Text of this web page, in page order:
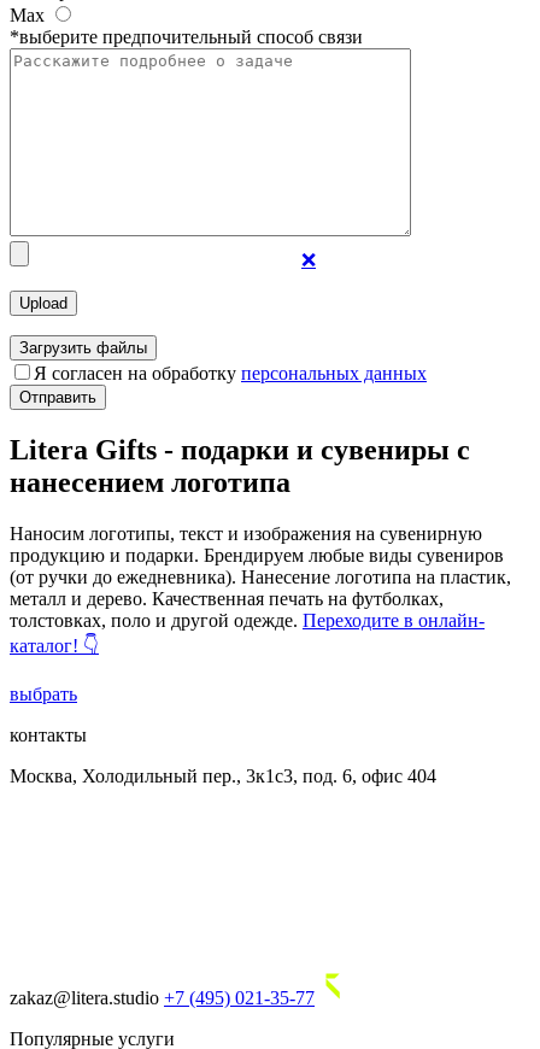
Max
*выберите предпочительный способ связи
❌
Загрузить файлы
Я согласен на обработку персональных данных
Отправить
Litera Gifts - подарки и сувениры с
нанесением логотипа
Наносим логотипы, текст и изображения на сувенирную
продукцию и подарки. Брендируем любые виды сувениров
(от ручки до ежедневника). Нанесение логотипа на пластик,
металл и дерево. Качественная печать на футболках,
толстовках, поло и другой одежде. Переходите в онлайн-
каталог! 👇
выбрать
контакты
Москва, Холодильный пер., 3к1с3, под. 6, офис 404
zakaz@litera.studio +7 (495) 021-35-77
Популярные услуги